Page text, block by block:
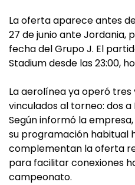
La oferta aparece antes
27 de junio ante Jordania,
fecha del Grupo J. El
Stadium desde las 23:00,
La aerolínea ya operó tres
vinculados al torneo: dos a
Según informó la
su programación habitual
complementan la oferta
para facilitar conexiones
campeonato.